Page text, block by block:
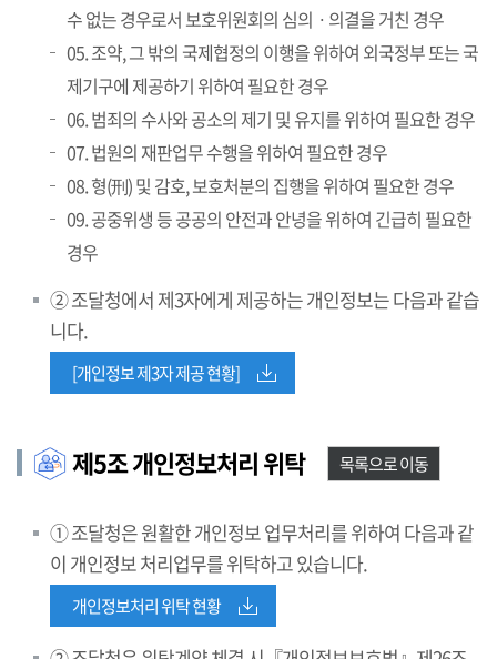
수 없는 경우로서 보호위원회의 심의ㆍ의결을 거친 경우
05. 조약, 그 밖의 국제협정의 이행을 위하여 외국정부 또는 국
제기구에 제공하기 위하여 필요한 경우
06. 범죄의 수사와 공소의 제기 및 유지를 위하여 필요한 경우
07. 법원의 재판업무 수행을 위하여 필요한 경우
08. 형(刑) 및 감호, 보호처분의 집행을 위하여 필요한 경우
09. 공중위생 등 공공의 안전과 안녕을 위하여 긴급히 필요한
경우
② 조달청에서 제3자에게 제공하는 개인정보는 다음과 같습
니다.
[개인정보 제3자 제공 현황]
제5조 개인정보처리 위탁 목록으로 이동
① 조달청은 원활한 개인정보 업무처리를 위하여 다음과 같
이 개인정보 처리업무를 위탁하고 있습니다.
개인정보처리 위탁 현황